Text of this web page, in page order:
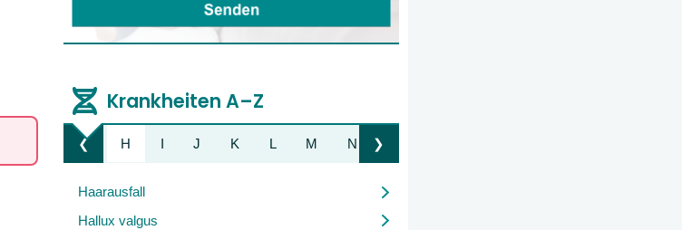
Krankheiten A–Z
❮Liste nach links bewegen
G H I J K L M N ❯Liste nach rechts bewegen
Haarausfall
Hallux valgus